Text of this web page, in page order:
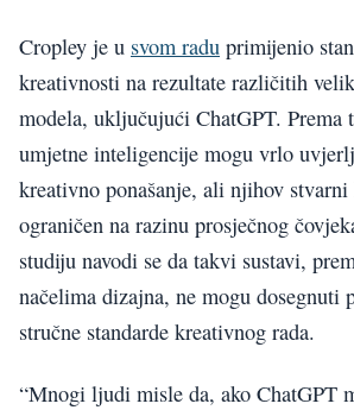
Cropley je u svom radu primijenio
kreativnosti na rezultate različitih
modela, uključujući ChatGPT. Prema
umjetne inteligencije mogu vrlo
kreativno ponašanje, ali njihov stvarni
ograničen na razinu prosječnog
studiju navodi se da takvi sustavi,
načelima dizajna, ne mogu dosegnuti
stručne standarde kreativnog rada.
“Mnogi ljudi misle da, ako ChatGPT